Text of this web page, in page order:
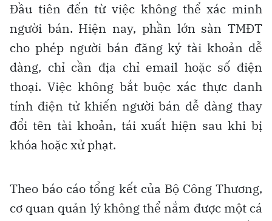
Đầu tiên đến từ việc không thể xác minh
người bán. Hiện nay, phần lớn sàn TMĐT
cho phép người bán đăng ký tài khoản dễ
dàng, chỉ cần địa chỉ email hoặc số điện
thoại. Việc không bắt buộc xác thực danh
tính điện tử khiến người bán dễ dàng thay
đổi tên tài khoản, tái xuất hiện sau khi bị
khóa hoặc xử phạt.
Theo báo cáo tổng kết của Bộ Công Thương,
cơ quan quản lý không thể nắm được một cá